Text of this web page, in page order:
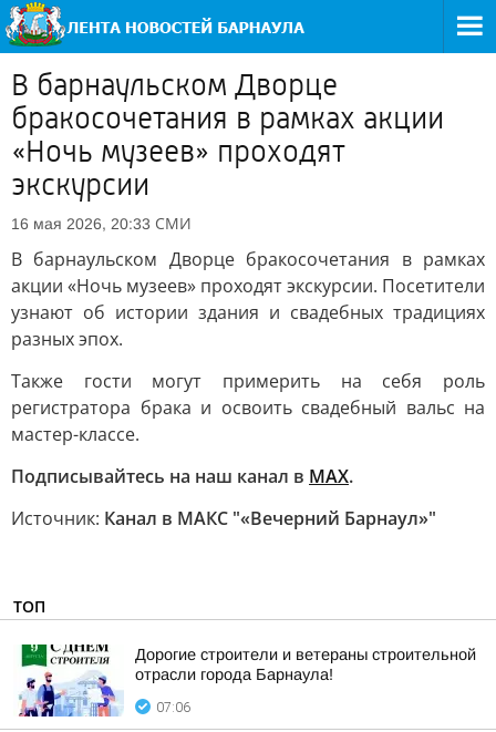
В барнаульском Дворце
бракосочетания в рамках акции
«Ночь музеев» проходят
экскурсии
16 мая 2026, 20:33 СМИ
В барнаульском Дворце бракосочетания в рамках
акции «Ночь музеев» проходят экскурсии. Посетители
узнают об истории здания и свадебных традициях
разных эпох.
Также гости могут примерить на себя роль
регистратора брака и освоить свадебный вальс на
мастер-классе.
Подписывайтесь на наш канал в МАХ.
Источник: Канал в МАКС "«Вечерний Барнаул»"
ТОП
Дорогие строители и ветераны строительной
отрасли города Барнаула!
07:06